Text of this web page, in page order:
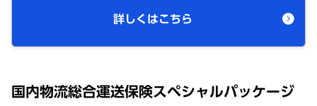
詳しくはこちら
国内物流総合運送保険スペシャルパッケージ